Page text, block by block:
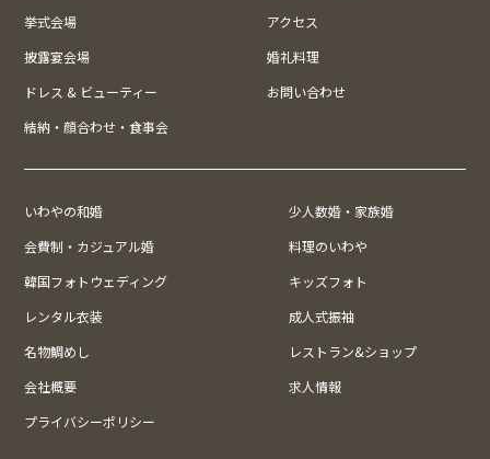
挙式会場
アクセス
披露宴会場
婚礼料理
ドレス & ビューティー
お問い合わせ
結納・顔合わせ・食事会
いわやの和婚
少人数婚・家族婚
会費制・カジュアル婚
料理のいわや
韓国フォトウェディング
キッズフォト
レンタル衣装
成人式振袖
名物鯛めし
レストラン&ショップ
会社概要
求人情報
プライバシーポリシー